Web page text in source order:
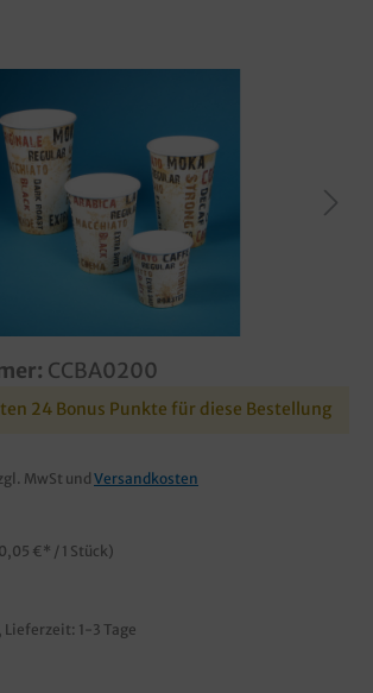
CCBA0200
24 Bonus Punkte für diese Bestellung
MwSt undVersandkosten
€* / 1 Stück)
1-3 Tage